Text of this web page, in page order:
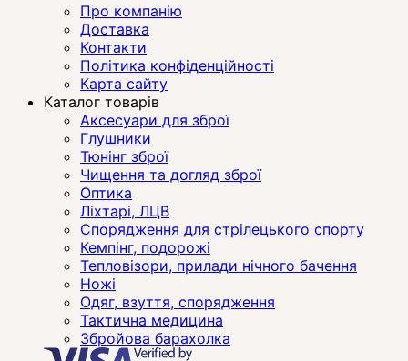
Про компанію
Доставка
Контакти
Політика конфіденційності
Карта сайту
Каталог товарів
Аксесуари для зброї
Глушники
Тюнінг зброї
Чищення та догляд зброї
Оптика
Ліхтарі, ЛЦВ
Спорядження для стрілецького спорту
Кемпінг, подорожі
Тепловізори, прилади нічного бачення
Ножі
Одяг, взуття, спорядження
Тактична медицина
Збройова барахолка